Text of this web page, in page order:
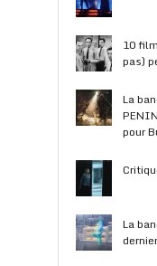
10
pas)
La
pour
La